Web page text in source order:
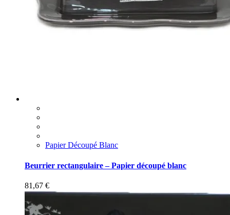
Papier Découpé Blanc
Beurrier rectangulaire – Papier découpé blanc
81,67 €